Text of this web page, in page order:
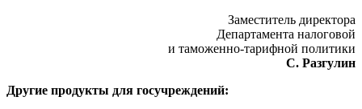
Заместитель директора
Департамента налоговой
и таможенно-тарифной политики
С. Разгулин
Другие продукты для госучреждений: